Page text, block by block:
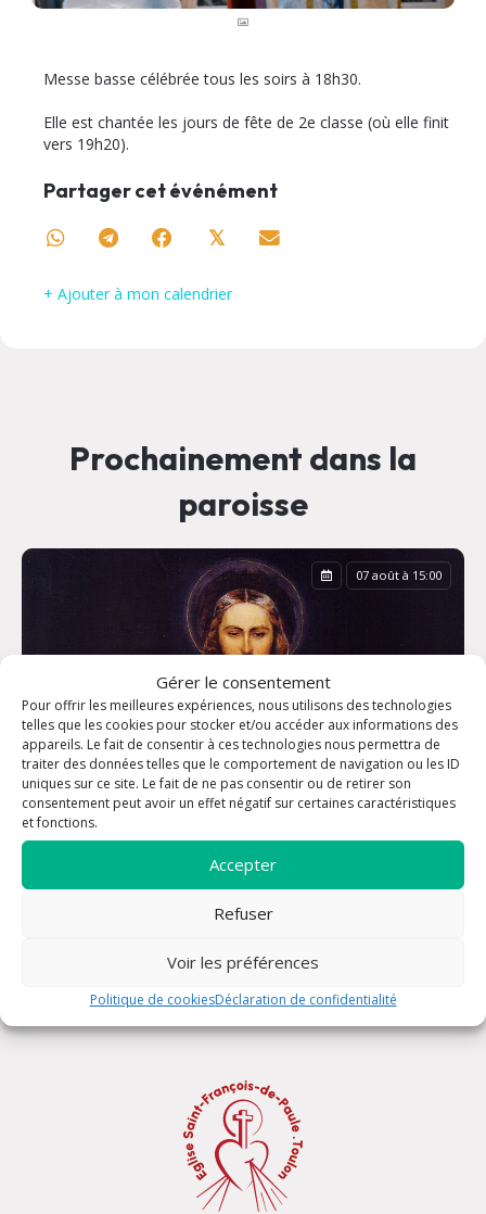
Gérer le consentement
Pour offrir les meilleures expériences, nous utilisons des technologies
telles que les cookies pour stocker et/ou accéder aux informations des
appareils. Le fait de consentir à ces technologies nous permettra de
traiter des données telles que le comportement de navigation ou les ID
uniques sur ce site. Le fait de ne pas consentir ou de retirer son
consentement peut avoir un effet négatif sur certaines caractéristiques
et fonctions.
Accepter
Refuser
Voir les préférences
Politique de cookiesDéclaration de confidentialité
Messe basse célébrée tous les soirs à 18h30.
Elle est chantée les jours de fête de 2e classe (où elle finit
vers 19h20).
Partager cet événément
𝕏
+ Ajouter à mon calendrier
Prochainement dans la
paroisse
Heure de la Miséricorde
07 août à 15:00